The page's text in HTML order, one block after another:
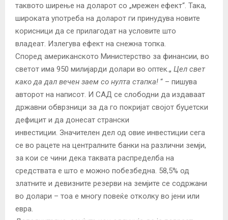
таквото ширење на доларот со „мрежен ефект“. Така,
широката употреба на доларот ги принудува новите
корисници да се прилагодат на условите што
владеат. Излегува ефект на снежна топка.
Според американското Министерство за финансии, во
светот има 950 милијарди долари во оптек.„ Цел свет
како да дал вечен заем со нулта стапка! “ – пишува
авторот на написот. И САД се слободни да издаваат
државни обврзници за да го покријат својот буџетски
дефицит и да донесат странски
инвестиции. Значителен дел од овие инвестиции сега
се во рацете на централните банки на различни земји,
за кои се чини дека таквата распределба на
средствата е што е можно побезбедна. 58,5% од
златните и девизните резерви на земјите се содржани
во долари – тоа е многу повеќе отколку во јени или
евра.